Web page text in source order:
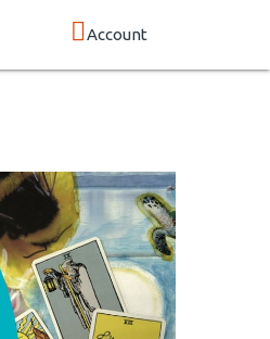
Account